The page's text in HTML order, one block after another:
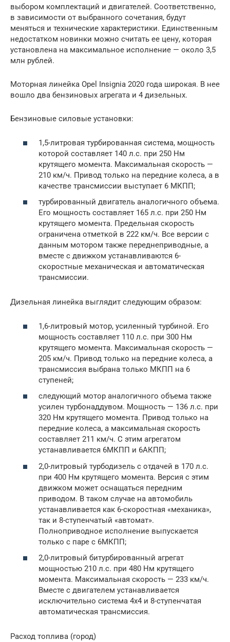
выбором комплектаций и двигателей. Соответственно,
в зависимости от выбранного сочетания, будут
меняться и технические характеристики. Единственным
недостатком новинки можно считать ее цену, которая
установлена на максимальное исполнение — около 3,5
млн рублей.
Моторная линейка Opel Insignia 2020 года широкая. В нее
вошло два бензиновых агрегата и 4 дизельных.
Бензиновые силовые установки:
1,5-литровая турбированная система, мощность
которой составляет 140 л.с. при 250 Нм
крутящего момента. Максимальная скорость —
210 км/ч. Привод только на передние колеса, а в
качестве трансмиссии выступает 6 МКПП;
турбированный двигатель аналогичного объема.
Его мощность составляет 165 л.с. при 250 Нм
крутящего момента. Предельная скорость
ограничена отметкой в 222 км/ч. Все версии с
данным мотором также переднеприводные, а
вместе с движком устанавливаются 6-
скоростные механическая и автоматическая
трансмиссии.
Дизельная линейка выглядит следующим образом:
1,6-литровый мотор, усиленный турбиной. Его
мощность составляет 110 л.с. при 300 Нм
крутящего момента. Максимальная скорость —
205 км/ч. Привод только на передние колеса, а
трансмиссия выбрана только МКПП на 6
ступеней;
следующий мотор аналогичного объема также
усилен турбонаддувом. Мощность — 136 л.с. при
320 Нм крутящего момента. Привод только на
передние колеса, а максимальная скорость
составляет 211 км/ч. С этим агрегатом
устанавливается 6МКПП и 6АКПП;
2,0-литровый турбодизель с отдачей в 170 л.с.
при 400 Нм крутящего момента. Версия с этим
движком может оснащаться передним
приводом. В таком случае на автомобиль
устанавливается как 6-скоростная «механика»,
так и 8-ступенчатый «автомат».
Полноприводное исполнение выпускается
только с паре с 6МКПП;
2,0-литровый битурбированный агрегат
мощностью 210 л.с. при 480 Нм крутящего
момента. Максимальная скорость — 233 км/ч.
Вместе с двигателем устанавливается
исключительно система 4х4 и 8-ступенчатая
автоматическая трансмиссия.
Расход топлива (город)